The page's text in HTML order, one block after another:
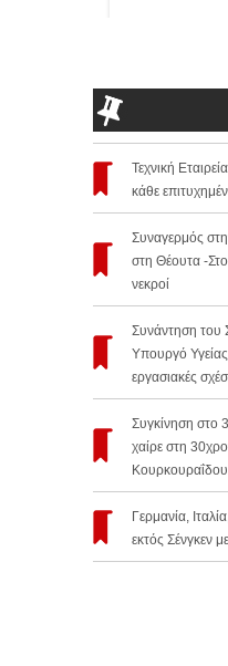
Τεχνική
κάθε
Συναγερμός
στη Θέουτα -
νεκροί
Συνάντηση του
Υπουργό
εργασιακές
Συγκίνηση στο
χαίρε στη
Κουρκουραΐδου
Γερμανία,
εκτός Σένγκεν